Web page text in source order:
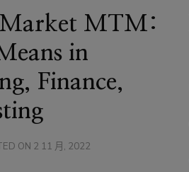
MTM:
in
Finance,
ON 2 11 月, 2022